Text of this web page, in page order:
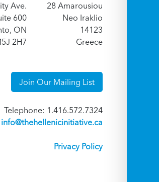
Ave.
600
ON
2H7
28 Amarousiou
Neo Iraklio
14123
Greece
Join Our Mailing List
Telephone: 1.416.572.7324
info@thehellenicinitiative.ca
Privacy Policy